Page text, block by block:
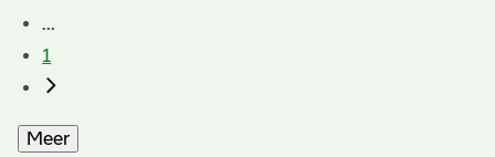
...
1
Meer